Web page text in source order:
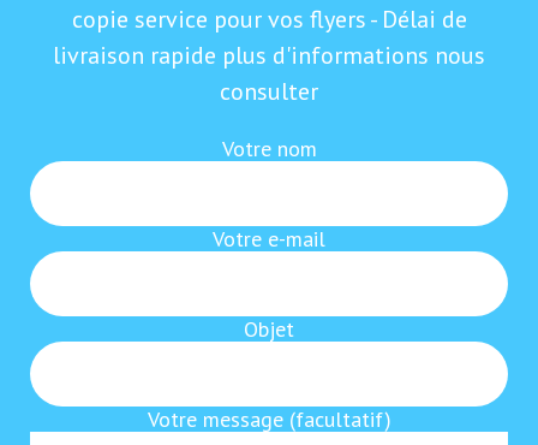
copie service pour vos flyers - Délai de
livraison rapide plus d'informations nous
consulter
Votre nom
Votre e-mail
Objet
Votre message (facultatif)